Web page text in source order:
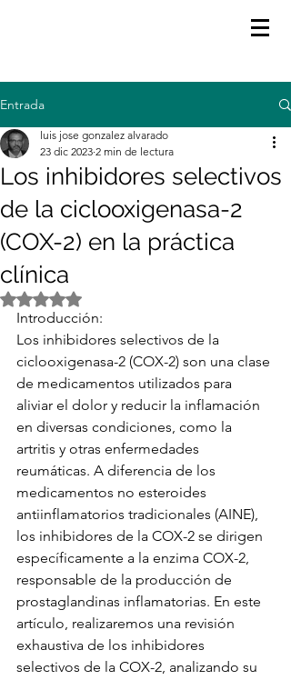
Entrada
Los inhibidores selectivos
de la ciclooxigenasa-2
(COX-2) en la práctica
clínica
luis jose gonzalez alvarado
23 dic 2023 2 min de lectura
Obtuvo NaN de 5 estrellas.
Introducción:
Los inhibidores selectivos de la
ciclooxigenasa-2 (COX-2) son una clase
de medicamentos utilizados para
aliviar el dolor y reducir la inflamación
en diversas condiciones, como la
artritis y otras enfermedades
reumáticas. A diferencia de los
medicamentos no esteroides
antiinflamatorios tradicionales (AINE),
los inhibidores de la COX-2 se dirigen
específicamente a la enzima COX-2,
responsable de la producción de
prostaglandinas inflamatorias. En este
artículo, realizaremos una revisión
exhaustiva de los inhibidores
selectivos de la COX-2, analizando su